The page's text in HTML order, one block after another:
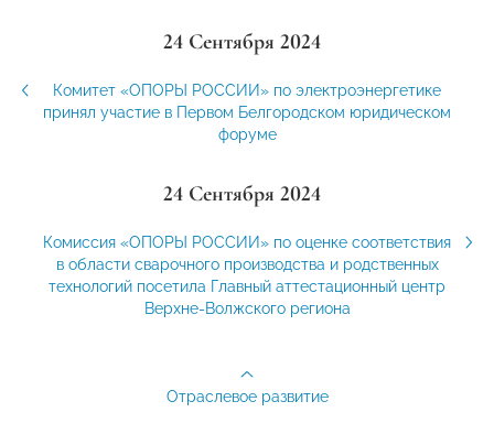
24 Сентября 2024
Комитет «ОПОРЫ РОССИИ» по электроэнергетике
принял участие в Первом Белгородском юридическом
форуме
24 Сентября 2024
Комиссия «ОПОРЫ РОССИИ» по оценке соответствия
в области сварочного производства и родственных
технологий посетила Главный аттестационный центр
Верхне-Волжского региона
Отраслевое развитие